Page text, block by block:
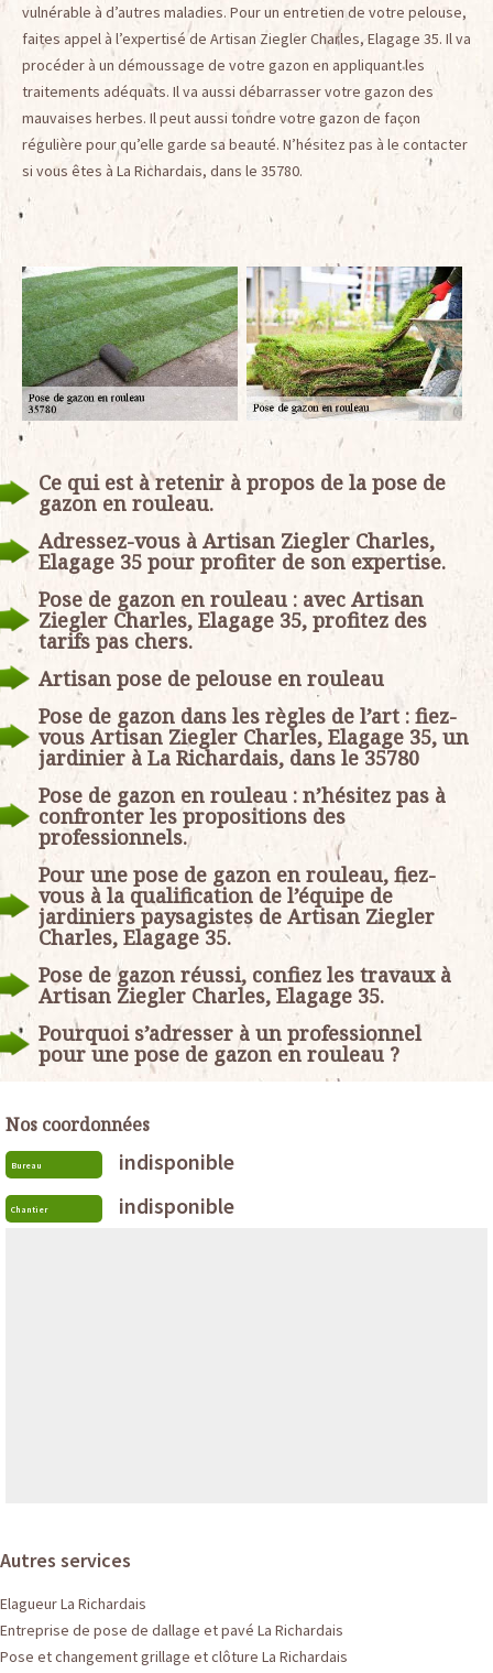
vulnérable à d’autres maladies. Pour un entretien de votre pelouse,
faites appel à l’expertisé de Artisan Ziegler Charles, Elagage 35. Il va
procéder à un démoussage de votre gazon en appliquant les
traitements adéquats. Il va aussi débarrasser votre gazon des
mauvaises herbes. Il peut aussi tondre votre gazon de façon
régulière pour qu’elle garde sa beauté. N’hésitez pas à le contacter
si vous êtes à La Richardais, dans le 35780.
Ce qui est à retenir à propos de la pose de
gazon en rouleau.
Adressez-vous à Artisan Ziegler Charles,
Elagage 35 pour profiter de son expertise.
Pose de gazon en rouleau : avec Artisan
Ziegler Charles, Elagage 35, profitez des
tarifs pas chers.
Artisan pose de pelouse en rouleau
Pose de gazon dans les règles de l’art : fiez-
vous Artisan Ziegler Charles, Elagage 35, un
jardinier à La Richardais, dans le 35780
Pose de gazon en rouleau : n’hésitez pas à
confronter les propositions des
professionnels.
Pour une pose de gazon en rouleau, fiez-
vous à la qualification de l’équipe de
jardiniers paysagistes de Artisan Ziegler
Charles, Elagage 35.
Pose de gazon réussi, confiez les travaux à
Artisan Ziegler Charles, Elagage 35.
Pourquoi s’adresser à un professionnel
pour une pose de gazon en rouleau ?
Nos coordonnées
Bureau indisponible
Chantier indisponible
Autres services
Elagueur La Richardais
Entreprise de pose de dallage et pavé La Richardais
Pose et changement grillage et clôture La Richardais